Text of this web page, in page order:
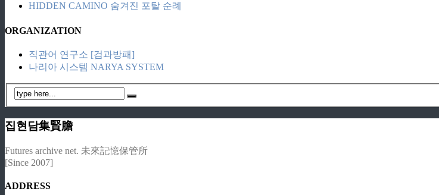
HIDDEN CAMINO 숨겨진 포탈 순례
ORGANIZATION
직관어 연구소 [검과방패]
나리아 시스템 NARYA SYSTEM
집현담集賢膽
Futures archive net. 未來記憶保管所
[Since 2007]
ADDRESS